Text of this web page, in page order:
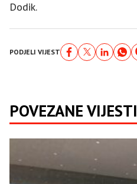
Dodik.
PODJELI VIJEST
POVEZANE VIJESTI